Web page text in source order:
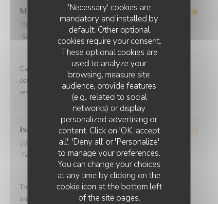
'Necessary' cookies are
mandatory and installed by
default. Other optional
cookies require your consent.
These optional cookies are
used to analyze your
browsing, measure site
audience, provide features
(e.g., related to social
networks) or display
personalized advertising or
content. Click on 'OK, accept
all', 'Deny all' or 'Personalize'
to manage your preferences.
You can change your choices
at any time by clicking on the
cookie icon at the bottom left
of the site pages.
Marie-Anne O
2026-08-05
- 12:30 - Guests 6
Service
Ambiance : Food 5 /5 5
Cadre très agréable, accueil personnalisé et contact
convivial. Les plats proposés sont faits maison. Nous
reviendrons
Isabelle
2026-08-02
- 12:30 - Guests 2
Service
Ambiance: 4 /5 Food: 4/5 Value: 4
Très bon accueil les plats sont généreux et gourmands
on adore